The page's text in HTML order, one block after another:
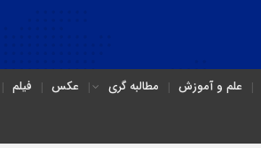
علم و آموزش مطالبه گری عکس
فیلم